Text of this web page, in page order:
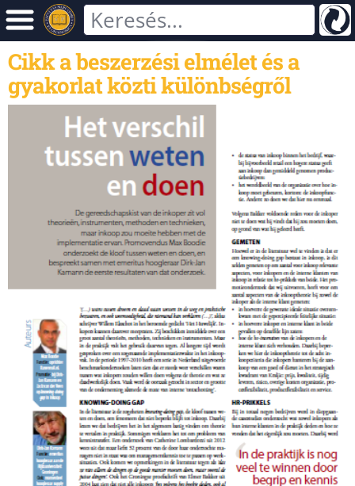
Cikk a beszerzési elmélet és a
gyakorlat közti különbségről